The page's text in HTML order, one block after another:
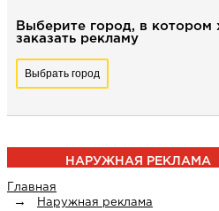
Выберите город, в котором
заказать рекламу
Выбрать город
НАРУЖНАЯ РЕКЛАМА
Главная
Наружная реклама